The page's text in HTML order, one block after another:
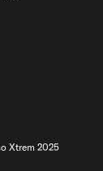
Xtrem 2025